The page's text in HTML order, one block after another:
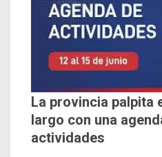
La provincia palpita
largo con una
actividades